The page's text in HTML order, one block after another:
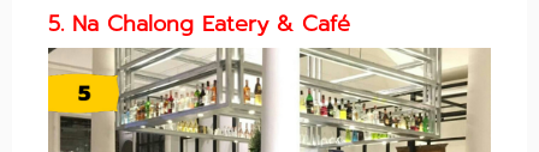
5. Na Chalong Eatery & Café